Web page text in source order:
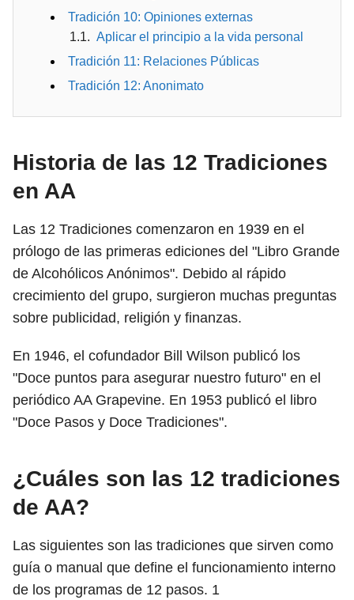
Tradición 10: Opiniones externas
Aplicar el principio a la vida personal
Tradición 11: Relaciones Públicas
Tradición 12: Anonimato
Historia de las 12 Tradiciones
en AA
Las 12 Tradiciones comenzaron en 1939 en el
prólogo de las primeras ediciones del "Libro Grande
de Alcohólicos Anónimos". Debido al rápido
crecimiento del grupo, surgieron muchas preguntas
sobre publicidad, religión y finanzas.
En 1946, el cofundador Bill Wilson publicó los
"Doce puntos para asegurar nuestro futuro" en el
periódico AA Grapevine. En 1953 publicó el libro
"Doce Pasos y Doce Tradiciones".
¿Cuáles son las 12 tradiciones
de AA?
Las siguientes son las tradiciones que sirven como
guía o manual que define el funcionamiento interno
de los programas de 12 pasos. 1